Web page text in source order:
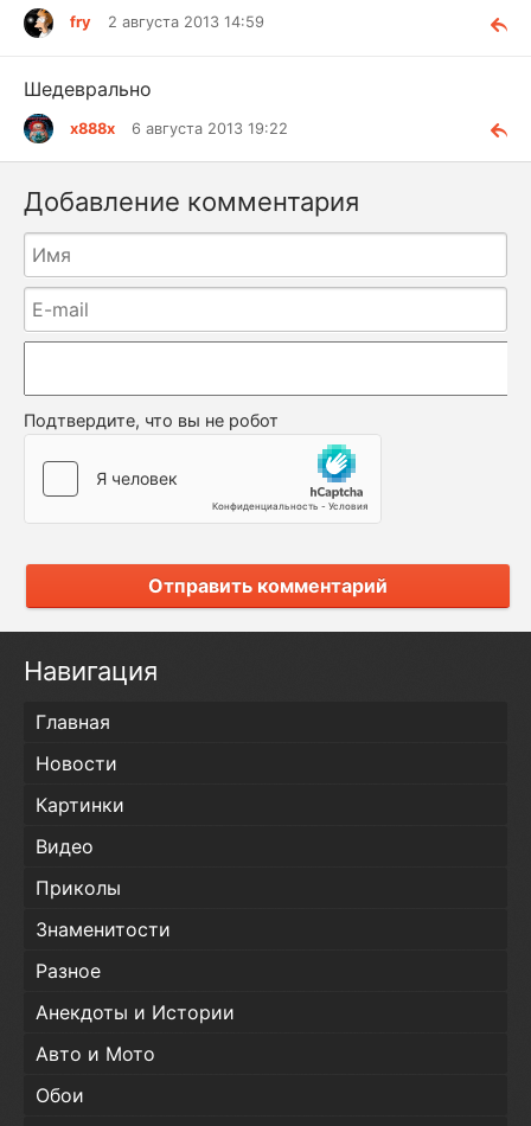
fry 2 августа 2013 14:59
Шедеврально
x888x 6 августа 2013 19:22
Добавление комментария
Подтвердите, что вы не робот
Отправить комментарий
Навигация
Главная
Новости
Картинки
Видео
Приколы
Знаменитости
Разное
Анекдоты и Истории
Авто и Мото
Обои